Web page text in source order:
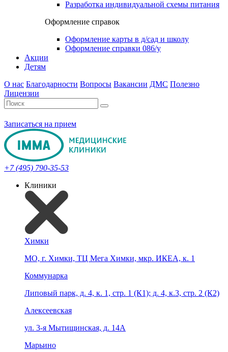
Разработка индивидуальной схемы питания
Оформление справок
Оформление карты в д/сад и школу
Оформление справки 086/у
Акции
Детям
О нас Благодарности Вопросы Вакансии ДМС Полезно
Лицензии
Записаться на прием
+7 (495) 790-35-53
Клиники
Химки
МО, г. Химки, ТЦ Мега Химки, мкр. ИКЕА, к. 1
Коммунарка
Липовый парк, д. 4, к. 1, стр. 1 (К1); д. 4, к.3, стр. 2 (К2)
Алексеевская
ул. 3-я Мытищинская, д. 14А
Марьино